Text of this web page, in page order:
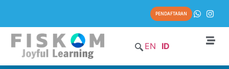
PENDAFTARAN
EN ID